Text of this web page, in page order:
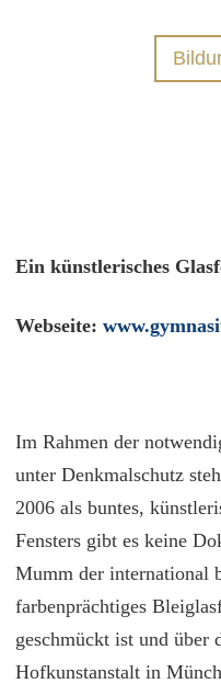
Ein künstlerisches
Webseite:
Im Rahmen der
unter Denkmalschutz
2006 als buntes,
Fensters gibt es keine
Mumm der international
farbenprächtiges
geschmückt ist und über
Hofkunstanstalt in